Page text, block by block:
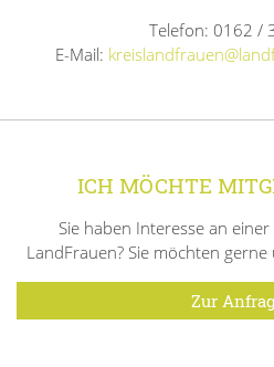
Telefon: 0162 /
E-Mail:
ICH MÖCHTE
Sie haben Interesse an
LandFrauen? Sie möchten
Zur